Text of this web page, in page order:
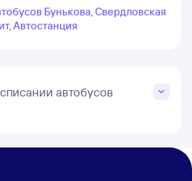
Бунькова, Свердловская
Автостанция
автобусов